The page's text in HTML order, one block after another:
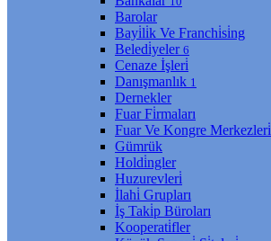
Barolar
Bayi̇li̇k Ve Franchi̇si̇ng
Beledi̇yeler 6
Cenaze İşleri̇
Danışmanlık 1
Dernekler
Fuar Fi̇rmaları
Fuar Ve Kongre Merkezleri̇
Gümrük
Holdi̇ngler
Huzurevleri̇
İlahi̇ Grupları
İş Taki̇p Büroları
Kooperati̇fler